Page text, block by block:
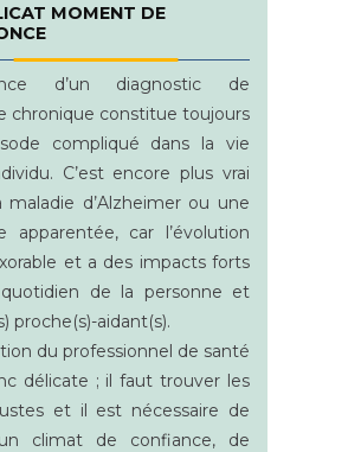
MOMENT DE
d’un diagnostic de
chronique constitue toujours
compliqué dans la vie
C’est encore plus vrai
maladie d’Alzheimer ou une
apparentée, car l’évolution
et a des impacts forts
de la personne et
proche(s)-aidant(s).
du professionnel de santé
délicate ; il faut trouver les
et il est nécessaire de
climat de confiance, de